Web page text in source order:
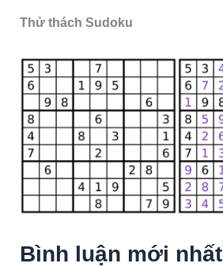
Thử thách Sudoku
Bình luận mới nhất